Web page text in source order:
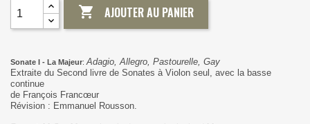
 AJOUTER AU PANIER
Sonate I - La Majeur: Adagio, Allegro, Pastourelle, Gay
Extraite du Second livre de Sonates à Violon seul, avec la basse
continue
de François Francœur
Révision : Emmanuel Rousson.